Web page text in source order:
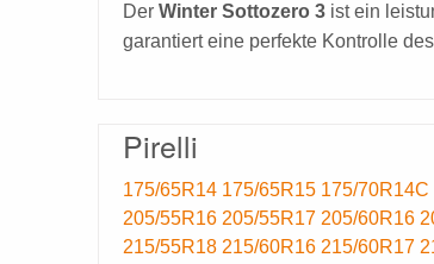
Der Winter Sottozero 3 ist ein
garantiert eine perfekte Kontrolle
Pirelli
175/65R14 175/65R15 175/70R14C
205/55R16 205/55R17 205/60R16
215/55R18 215/60R16 215/60R17